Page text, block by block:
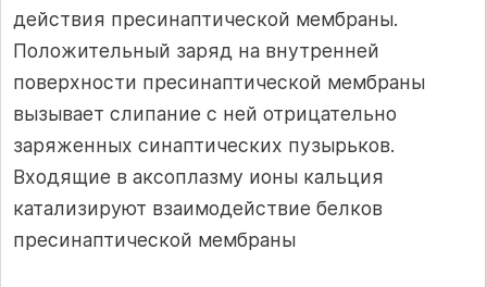
действия пресинаптической мембраны.
Положительный заряд на внутренней
поверхности пресинаптической мембраны
вызывает слипание с ней отрицательно
заряженных синаптических пузырьков.
Входящие в аксоплазму ионы кальция
катализируют взаимодействие белков
пресинаптической мембраны